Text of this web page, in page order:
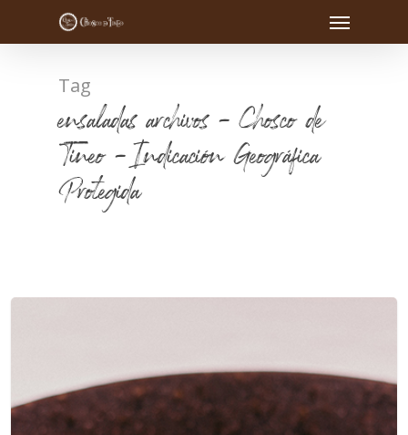
Tag
ensaladas archivos - Chosco de
Tineo - Indicación Geográfica
Protegida